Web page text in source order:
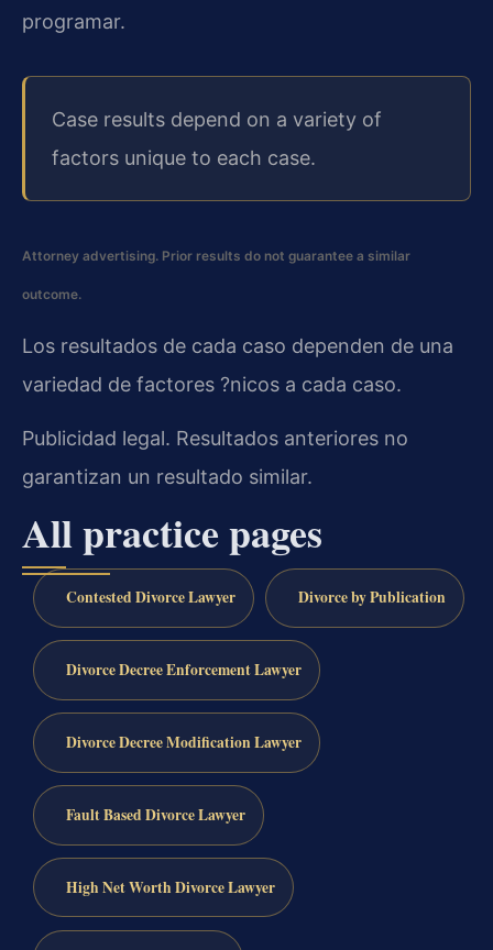
programar.
Case results depend on a variety of
factors unique to each case.
Attorney advertising. Prior results do not guarantee a similar
outcome.
Los resultados de cada caso dependen de una
variedad de factores ?nicos a cada caso.
Publicidad legal. Resultados anteriores no
garantizan un resultado similar.
All practice pages
Contested Divorce Lawyer Divorce by Publication
Divorce Decree Enforcement Lawyer
Divorce Decree Modification Lawyer
Fault Based Divorce Lawyer
High Net Worth Divorce Lawyer